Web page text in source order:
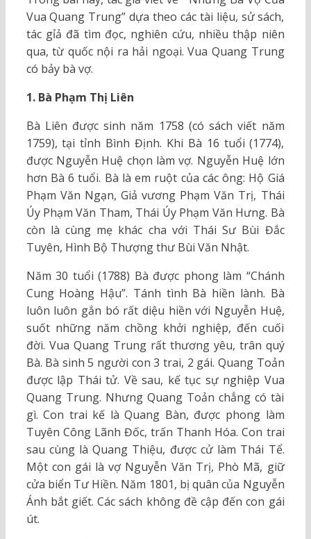
Vua Quang Trung” dựa theo các tài liệu, sử sách,
tác gỉả đã tìm đọc, nghiên cứu, nhiều thập niên
qua, từ quốc nội ra hải ngoại. Vua Quang Trung
có bảy bà vợ.
1. Bà Phạm Thị Liên
Bà Liên được sinh năm 1758 (có sách viết năm
1759), tại tỉnh Bình Định. Khi Bà 16 tuổi (1774),
được Nguyễn Huệ chọn làm vợ. Nguyễn Huệ lớn
hơn Bà 6 tuổi. Bà là em ruột của các ông: Hộ Giá
Phạm Văn Ngạn, Giả vương Phạm Văn Trị, Thái
Úy Phạm Văn Tham, Thái Úy Phạm Văn Hưng. Bà
còn là cùng mẹ khác cha với Thái Sư Bùi Đắc
Tuyên, Hình Bộ Thượng thư Bùi Văn Nhật.
Năm 30 tuổi (1788) Bà được phong làm “Chánh
Cung Hoàng Hậu”. Tánh tình Bà hiền lành. Bà
luôn luôn gắn bó rất diệu hiền với Nguyễn Huệ,
suốt những năm chồng khởi nghiệp, đến cuối
đời. Vua Quang Trung rất thương yêu, trân quý
Bà. Bà sinh 5 người con 3 trai, 2 gái. Quang Toản
được lập Thái tử. Về sau, kế tục sự nghiệp Vua
Quang Trung. Nhưng Quang Toản chẳng có tài
gì. Con trai kế là Quang Bàn, được phong làm
Tuyên Công Lãnh Đốc, trấn Thanh Hóa. Con trai
sau cùng là Quang Thiệu, được cử làm Thái Tể.
Một con gái là vợ Nguyễn Văn Trị, Phò Mã, giữ
cửa biển Tư Hiền. Năm 1801, bị quân của Nguyễn
Ánh bắt giết. Các sách không đề cập đến con gái
út.